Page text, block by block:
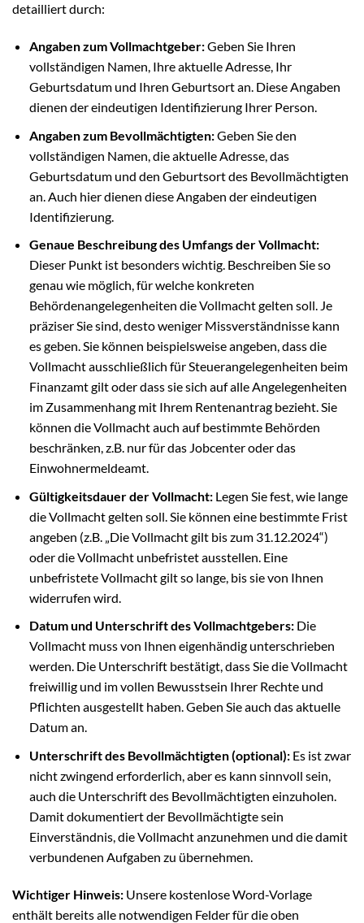
detailliert durch:
Angaben zum Vollmachtgeber:Geben Sie Ihren
vollständigen Namen, Ihre aktuelle Adresse, Ihr
Geburtsdatum und Ihren Geburtsort an. Diese Angaben
dienen der eindeutigen Identifizierung Ihrer Person.
Angaben zum Bevollmächtigten:Geben Sie den
vollständigen Namen, die aktuelle Adresse, das
Geburtsdatum und den Geburtsort des Bevollmächtigten
an. Auch hier dienen diese Angaben der eindeutigen
Identifizierung.
Genaue Beschreibung des Umfangs der Vollmacht:
Dieser Punkt ist besonders wichtig. Beschreiben Sie so
genau wie möglich, für welche konkreten
Behördenangelegenheiten die Vollmacht gelten soll. Je
präziser Sie sind, desto weniger Missverständnisse kann
es geben. Sie können beispielsweise angeben, dass die
Vollmacht ausschließlich für Steuerangelegenheiten beim
Finanzamt gilt oder dass sie sich auf alle Angelegenheiten
im Zusammenhang mit Ihrem Rentenantrag bezieht. Sie
können die Vollmacht auch auf bestimmte Behörden
beschränken, z.B. nur für das Jobcenter oder das
Einwohnermeldeamt.
Gültigkeitsdauer der Vollmacht:Legen Sie fest, wie lange
die Vollmacht gelten soll. Sie können eine bestimmte Frist
angeben (z.B. „Die Vollmacht gilt bis zum 31.12.2024“)
oder die Vollmacht unbefristet ausstellen. Eine
unbefristete Vollmacht gilt so lange, bis sie von Ihnen
widerrufen wird.
Datum und Unterschrift des Vollmachtgebers:Die
Vollmacht muss von Ihnen eigenhändig unterschrieben
werden. Die Unterschrift bestätigt, dass Sie die Vollmacht
freiwillig und im vollen Bewusstsein Ihrer Rechte und
Pflichten ausgestellt haben. Geben Sie auch das aktuelle
Datum an.
Unterschrift des Bevollmächtigten (optional):Es ist zwar
nicht zwingend erforderlich, aber es kann sinnvoll sein,
auch die Unterschrift des Bevollmächtigten einzuholen.
Damit dokumentiert der Bevollmächtigte sein
Einverständnis, die Vollmacht anzunehmen und die damit
verbundenen Aufgaben zu übernehmen.
Wichtiger Hinweis: Unsere kostenlose Word-Vorlage
enthält bereits alle notwendigen Felder für die oben